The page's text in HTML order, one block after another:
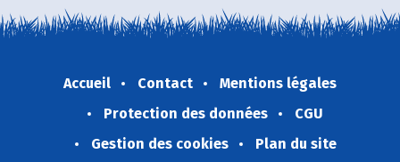
Accueil Contact
Mentions légales
Protection des données
CGU
Gestion des cookies
Plan du site